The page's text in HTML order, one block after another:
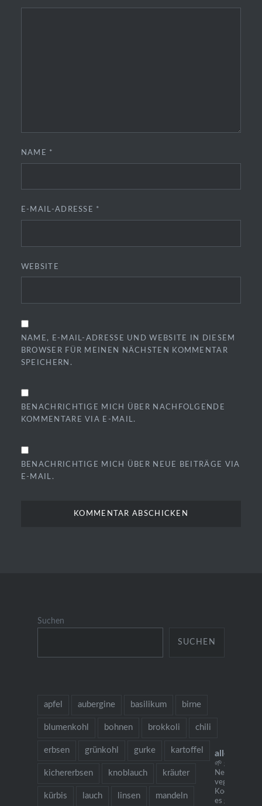
NAME *
E-MAIL-ADRESSE *
WEBSITE
NAME, E-MAIL-ADRESSE UND WEBSITE IN DIESEM
BROWSER FÜR MEINEN NÄCHSTEN KOMMENTAR
SPEICHERN.
BENACHRICHTIGE MICH ÜBER NACHFOLGENDE
KOMMENTARE VIA E-MAIL.
BENACHRICHTIGE MICH ÜBER NEUE BEITRÄGE VIA
E-MAIL.
Suchen
SUCHEN
apfel aubergine basilikum birne
blumenkohl bohnen brokkoli chili
erbsen grünkohl gurke kartoffel
kichererbsen knoblauch kräuter
kürbis lauch linsen mandeln
🌱 grow cook
Neu: mein
vegetarisches
Kochbuch
es gibt